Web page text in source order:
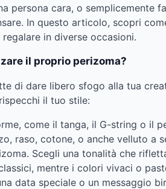
persona cara, o
In questo articolo, scopri
in diverse occasioni.
il proprio perizoma?
di dare libero sfogo alla tua
il tuo stile:
come il tanga, il G-string o il
raso, cotone, o anche velluto a
Scegli una tonalità che
mentre i colori vivaci o
data speciale o un messaggio